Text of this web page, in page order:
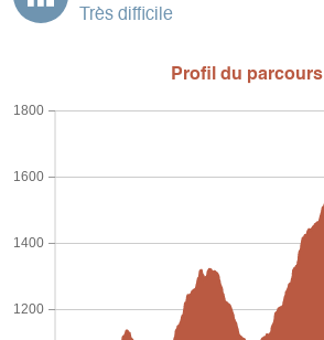
Très difficile
Profil du parcours
1200
1400
1600
1800